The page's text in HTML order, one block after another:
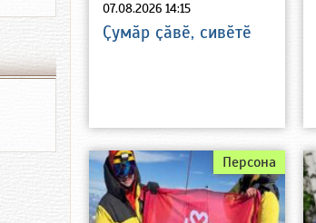
07.08.2026 14:15
Ҫумӑр ҫӑвӗ, сивӗтӗ
Персона